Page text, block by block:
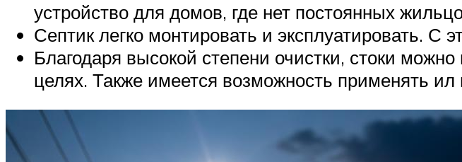
устройство для домов, где нет постоянных
Септик легко монтировать и эксплуатировать.
Благодаря высокой степени очистки, стоки
целях. Также имеется возможность применять ил